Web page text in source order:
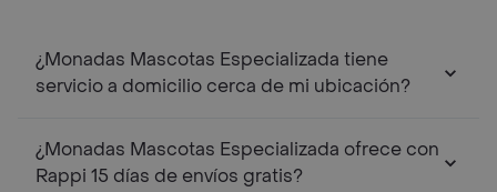
¿Monadas Mascotas Especializada tiene
servicio a domicilio cerca de mi ubicación?
¿Monadas Mascotas Especializada ofrece con
Rappi 15 días de envíos gratis?